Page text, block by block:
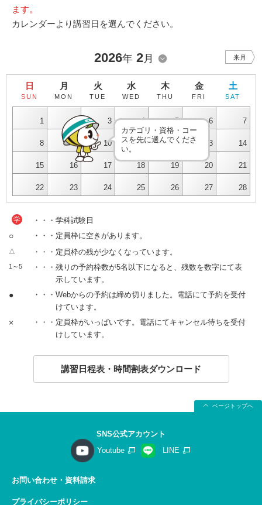
ます。
カレンダーより講習日を選んでください。
2026年 2月 来月
日
SUN
月
MON
火
TUE
水
WED
木
THU
金
FRI
土
SAT
1 2 3 4 5 6 7
8 9 10 11 12 13 14
15 16 17 18 19 20 21
22 23 24 25 26 27 28
カテゴリ・資格・コー
スを先に選んでくださ
い。
学 ・・・学科試験日
○ ・・・定員枠に空きがあります。
△ ・・・定員枠の残が少なくなっています。
1～5
・・・残りの予約枠数が5名以下になると、残数を数字にて表
示しています。
●
・・・Webからの予約は締め切りました。電話にて予約を受付
けています。
×
・・・定員枠がいっぱいです。電話にてキャンセル待ちを受付
けしています。
講習日程表・時間割表ダウンロード
ページトップへ
SNS公式アカウント
Youtube
LINE
お問い合わせ・資料請求
プライバシーポリシー